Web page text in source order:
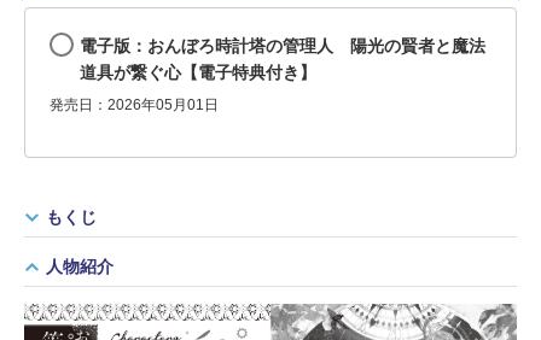
電子版：おんぼろ時計塔の管理人 陽光の賢者と魔法
道具が繋ぐ心【電子特典付き】
発売日：2026年05月01日
もくじ
人物紹介